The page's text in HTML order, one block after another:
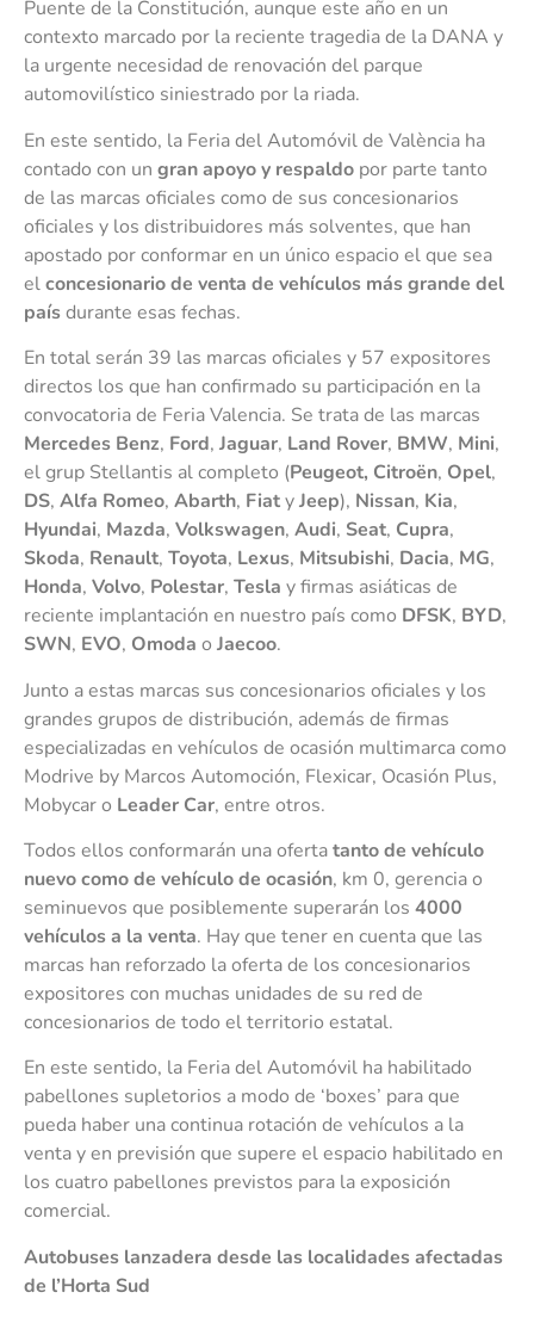
Puente de la Constitución, aunque este año en un
contexto marcado por la reciente tragedia de la DANA y
la urgente necesidad de renovación del parque
automovilístico siniestrado por la riada.
En este sentido, la Feria del Automóvil de València ha
contado con un gran apoyo y respaldo por parte tanto
de las marcas oficiales como de sus concesionarios
oficiales y los distribuidores más solventes, que han
apostado por conformar en un único espacio el que sea
elconcesionario de venta de vehículos más grande del
paísdurante esas fechas.
En total serán 39 las marcas oficiales y 57 expositores
directos los que han confirmado su participación en la
convocatoria de Feria Valencia. Se trata de las marcas
Mercedes Benz, Ford, Jaguar, Land Rover, BMW, Mini,
el grup Stellantis al completo (Peugeot, Citroën, Opel,
DS, Alfa Romeo, Abarth, FiatyJeep), Nissan, Kia,
Hyundai, Mazda, Volkswagen, Audi, Seat, Cupra,
Skoda, Renault, Toyota, Lexus, Mitsubishi, Dacia, MG,
Honda, Volvo, Polestar, Tesla y firmas asiáticas de
reciente implantación en nuestro país como DFSK, BYD,
SWN, EVO, Omoda o Jaecoo.
Junto a estas marcas sus concesionarios oficiales y los
grandes grupos de distribución, además de firmas
especializadas en vehículos de ocasión multimarca como
Modrive by Marcos Automoción, Flexicar, Ocasión Plus,
Mobycar o Leader Car, entre otros.
Todos ellos conformarán una ofertatanto de vehículo
nuevo como de vehículo de ocasión, km 0, gerencia o
seminuevos que posiblemente superarán los 4000
vehículos a la venta. Hay que tener en cuenta que las
marcas han reforzado la oferta de los concesionarios
expositores con muchas unidades de su red de
concesionarios de todo el territorio estatal.
En este sentido, la Feria del Automóvil ha habilitado
pabellones supletorios a modo de ‘boxes’ para que
pueda haber una continua rotación de vehículos a la
venta y en previsión que supere el espacio habilitado en
los cuatro pabellones previstos para la exposición
comercial.
Autobuses lanzadera desde las localidades afectadas
de l’Horta Sud